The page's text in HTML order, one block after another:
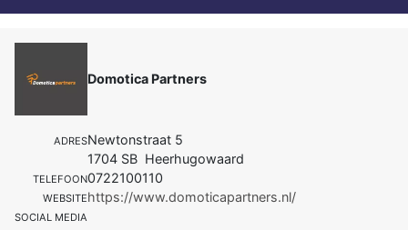
Domotica Partners
ADRESNewtonstraat 5
1704 SB Heerhugowaard
TELEFOON0722100110
WEBSITEhttps://www.domoticapartners.nl/
SOCIAL MEDIA